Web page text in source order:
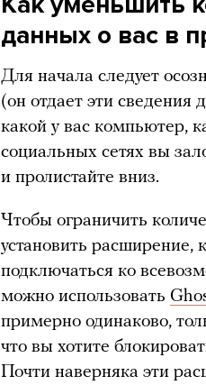
данных о вас в
Для начала следует
(он отдает эти
какой у вас компьютер,
социальных сетях вы
и пролистайте вниз.
Чтобы ограничить
установить расширение,
подключаться ко
можно использовать
примерно одинаково,
что вы хотите
Почти наверняка эти